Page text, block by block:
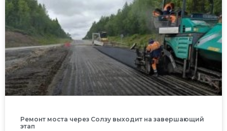
Ремонт моста через Солзу выходит на завершающий
этап